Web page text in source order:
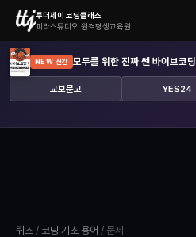
투더제이 코딩클래스
피라스튜디오 원격평생교육원
NEW 신간 모두를 위한 진짜 쎈 바이브코딩
교보문고 YES24
퀴즈 / 코딩 기초 용어 / 문제